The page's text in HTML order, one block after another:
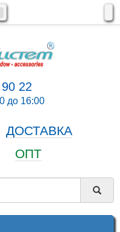
22
до 16:00
ДОСТАВКА
ОПТ